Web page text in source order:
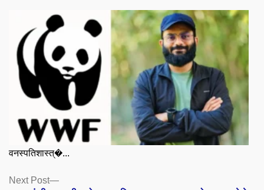
वनस्पतिशास्त्�...
Posts
Next Post
Next